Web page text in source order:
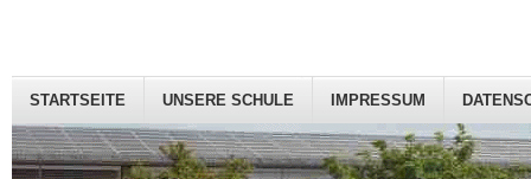
STARTSEITE UNSERE SCHULE IMPRESSUM